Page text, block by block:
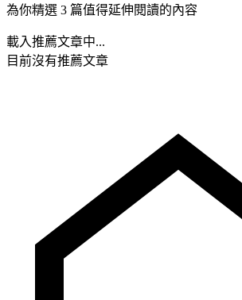
為你精選 3 篇值得延伸閱讀的內容
載入推薦文章中...
目前沒有推薦文章